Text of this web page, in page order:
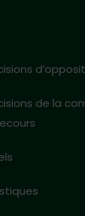
de la